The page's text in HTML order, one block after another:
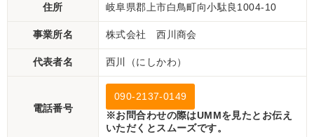
住所 岐阜県郡上市白鳥町向小駄良1004-10
事業所名 株式会社 西川商会
代表者名 西川（にしかわ）
電話番号
090-2137-0149
※お問合わせの際はUMMを見たとお伝え
いただくとスムーズです。